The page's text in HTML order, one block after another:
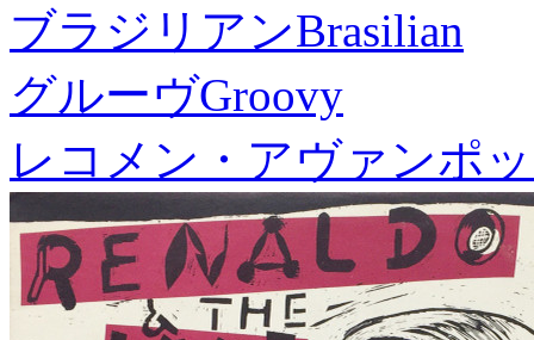
ブラジリアンBrasilian
グルーヴGroovy
レコメン・アヴァンポ